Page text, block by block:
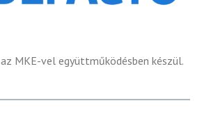
az MKE-vel együttműködésben készül.